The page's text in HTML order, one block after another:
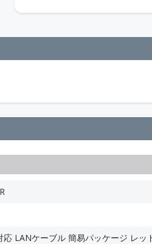
応 LANケーブル 簡易パッケージ レッ